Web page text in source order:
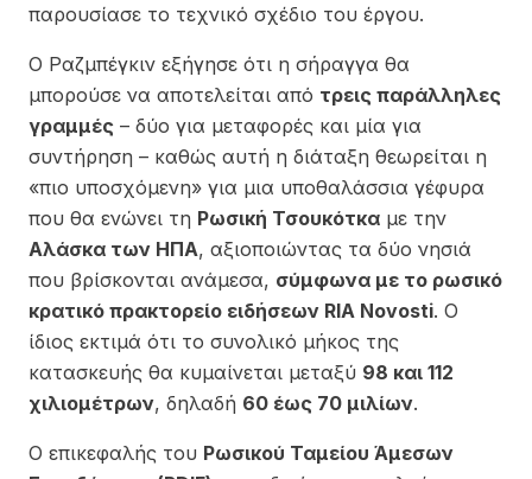
παρουσίασε το τεχνικό σχέδιο του έργου.
Ο Ραζμπέγκιν εξήγησε ότι η σήραγγα θα
μπορούσε να αποτελείται από τρεις παράλληλες
γραμμές – δύο για μεταφορές και μία για
συντήρηση – καθώς αυτή η διάταξη θεωρείται η
«πιο υποσχόμενη» για μια υποθαλάσσια γέφυρα
που θα ενώνει τη Ρωσική Τσουκότκα με την
Αλάσκα των ΗΠΑ, αξιοποιώντας τα δύο νησιά
που βρίσκονται ανάμεσα, σύμφωνα με το ρωσικό
κρατικό πρακτορείο ειδήσεων RIA Novosti. Ο
ίδιος εκτιμά ότι το συνολικό μήκος της
κατασκευής θα κυμαίνεται μεταξύ 98 και 112
χιλιομέτρων, δηλαδή 60 έως 70 μιλίων.
Ο επικεφαλής του Ρωσικού Ταμείου Άμεσων